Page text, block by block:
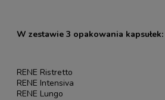
W zestawie 3 opakowania kapsułek:
RENE Ristretto
RENE Intensiva
RENE Lungo